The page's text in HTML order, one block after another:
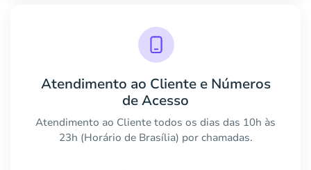
Atendimento ao Cliente e Números
de Acesso
Atendimento ao Cliente todos os dias das 10h às
23h (Horário de Brasília) por chamadas.